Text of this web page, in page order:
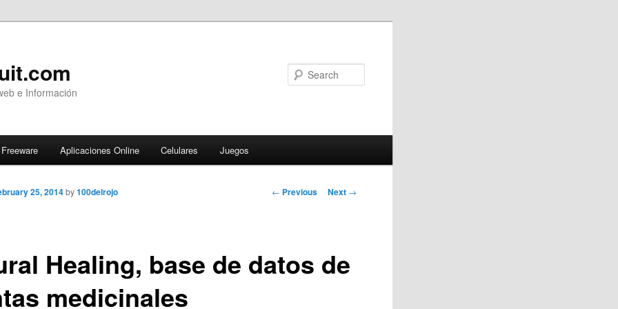
e Información
Freeware Aplicaciones Online Celulares Juegos
Post
← Previous Next →
Healing, base de datos de
medicinales
25, 2014 by100delrojo